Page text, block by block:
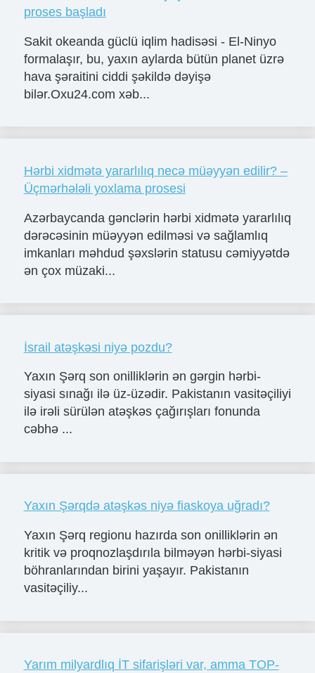
proses başladı
Sakit okeanda güclü iqlim hadisəsi - El-Ninyo
formalaşır, bu, yaxın aylarda bütün planet üzrə
hava şəraitini ciddi şəkildə dəyişə
bilər.Oxu24.com xəb...
Hərbi xidmətə yararlılıq necə müəyyən edilir? –
Üçmərhələli yoxlama prosesi
Azərbaycanda gənclərin hərbi xidmətə yararlılıq
dərəcəsinin müəyyən edilməsi və sağlamlıq
imkanları məhdud şəxslərin statusu cəmiyyətdə
ən çox müzaki...
İsrail atəşkəsi niyə pozdu?
Yaxın Şərq son onilliklərin ən gərgin hərbi-
siyasi sınağı ilə üz-üzədir. Pakistanın vasitəçiliyi
ilə irəli sürülən atəşkəs çağırışları fonunda
cəbhə ...
Yaxın Şərqdə atəşkəs niyə fiaskoya uğradı?
Yaxın Şərq regionu hazırda son onilliklərin ən
kritik və proqnozlaşdırıla bilməyən hərbi-siyasi
böhranlarından birini yaşayır. Pakistanın
vasitəçiliy...
Yarım milyardlıq İT sifarişləri var, amma TOP-